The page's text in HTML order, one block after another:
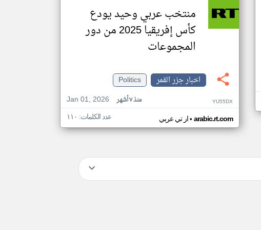
منتخب عربي وحيد يودع
كأس إفريقيا 2025 من دور
المجموعات
اخبار جزر القمر
Politics
Jan 01, 2026
منذ ٧ أشهر YU55DX
ار تي عربي• arabic.rt.com عدد الكلمات: ١١٠